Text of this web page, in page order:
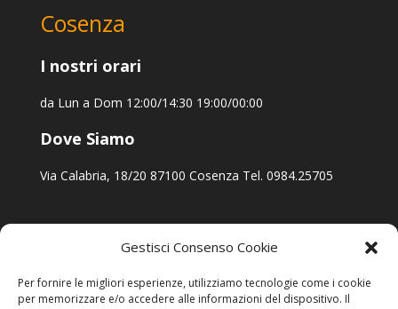
Gestisci Consenso Cookie
Per fornire le migliori esperienze, utilizziamo tecnologie come i cookie
per memorizzare e/o accedere alle informazioni del dispositivo. Il
Cosenza
I nostri orari
da Lun a Dom 12:00/14:30 19:00/00:00
Dove Siamo
Via Calabria, 18/20 87100 Cosenza Tel. 0984.25705